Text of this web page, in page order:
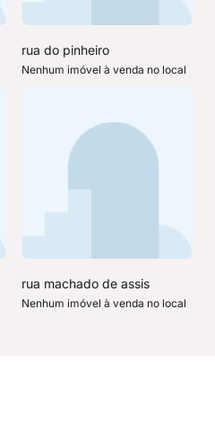
rua do pinheiro
Nenhum imóvel à venda no local
rua machado de assis
Nenhum imóvel à venda no local